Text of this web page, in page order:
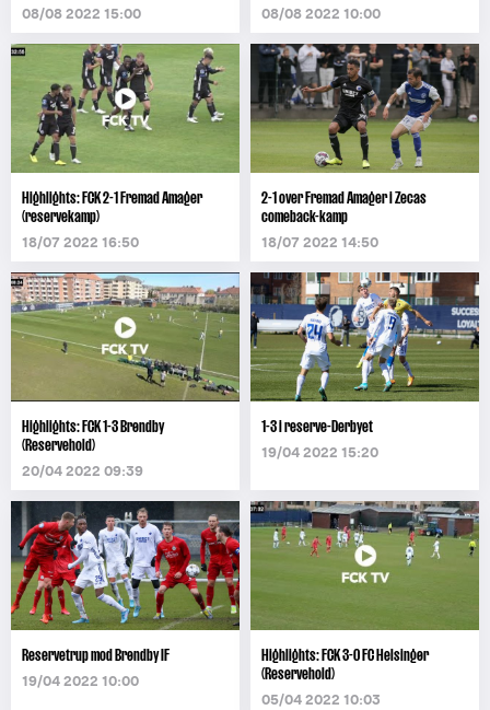
08/08 2022 15:00 08/08 2022 10:00
Highlights: FCK 2-1 Fremad Amager
(reservekamp)
18/07 2022 16:50
2-1 over Fremad Amager i Zecas
comeback-kamp
18/07 2022 14:50
Highlights: FCK 1-3 Brøndby
(Reservehold)
20/04 2022 09:39
1-3 i reserve-Derbyet
19/04 2022 15:20
Reservetrup mod Brøndby IF
19/04 2022 10:00
Highlights: FCK 3-0 FC Helsingør
(Reservehold)
05/04 2022 10:03